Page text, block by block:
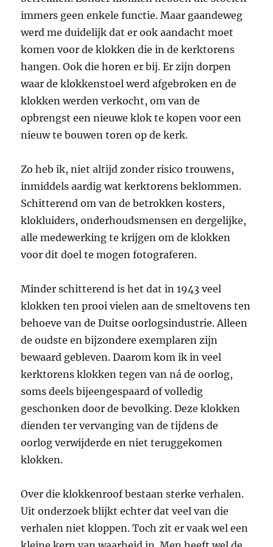
immers geen enkele functie. Maar gaandeweg
werd me duidelijk dat er ook aandacht moet
komen voor de klokken die in de kerktorens
hangen. Ook die horen er bij. Er zijn dorpen
waar de klokkenstoel werd afgebroken en de
klokken werden verkocht, om van de
opbrengst een nieuwe klok te kopen voor een
nieuw te bouwen toren op de kerk.
Zo heb ik, niet altijd zonder risico trouwens,
inmiddels aardig wat kerktorens beklommen.
Schitterend om van de betrokken kosters,
klokluiders, onderhoudsmensen en dergelijke,
alle medewerking te krijgen om de klokken
voor dit doel te mogen fotograferen.
Minder schitterend is het dat in 1943 veel
klokken ten prooi vielen aan de smeltovens ten
behoeve van de Duitse oorlogsindustrie. Alleen
de oudste en bijzondere exemplaren zijn
bewaard gebleven. Daarom kom ik in veel
kerktorens klokken tegen van ná de oorlog,
soms deels bijeengespaard of volledig
geschonken door de bevolking. Deze klokken
dienden ter vervanging van de tijdens de
oorlog verwijderde en niet teruggekomen
klokken.
Over die klokkenroof bestaan sterke verhalen.
Uit onderzoek blijkt echter dat veel van die
verhalen niet kloppen. Toch zit er vaak wel een